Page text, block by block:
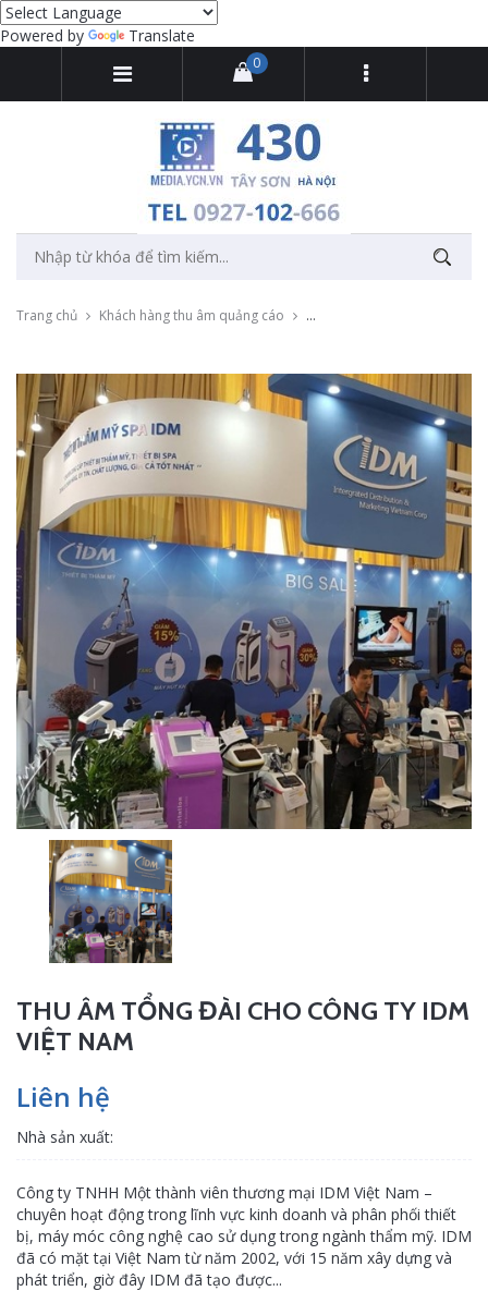
Powered by Translate
0
Trang chủ Khách hàng thu âm quảng cáo Thu âm tổng đài cho Công ty
THU ÂM TỔNG ĐÀI CHO CÔNG TY IDM
VIỆT NAM
Liên hệ
Nhà sản xuất:
Công ty TNHH Một thành viên thương mại IDM Việt Nam –
chuyên hoạt động trong lĩnh vực kinh doanh và phân phối thiết
bị, máy móc công nghệ cao sử dụng trong ngành thẩm mỹ. IDM
đã có mặt tại Việt Nam từ năm 2002, với 15 năm xây dựng và
phát triển, giờ đây IDM đã tạo được...